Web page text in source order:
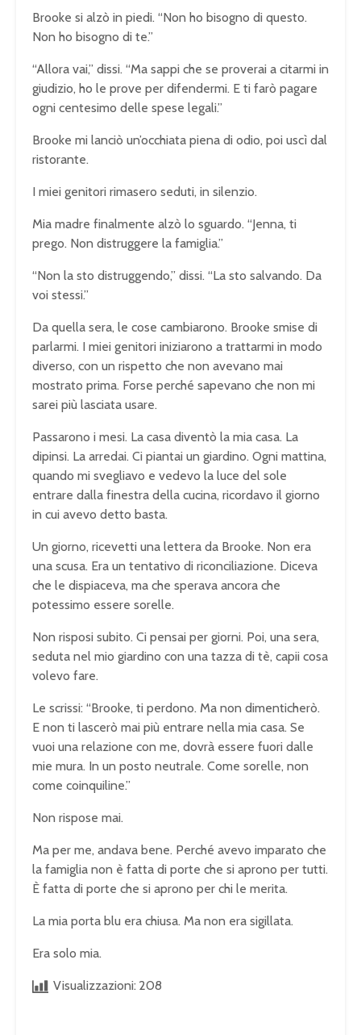
Brooke si alzò in piedi. “Non ho bisogno di questo.
Non ho bisogno di te.”
“Allora vai,” dissi. “Ma sappi che se proverai a citarmi in
giudizio, ho le prove per difendermi. E ti farò pagare
ogni centesimo delle spese legali.”
Brooke mi lanciò un’occhiata piena di odio, poi uscì dal
ristorante.
I miei genitori rimasero seduti, in silenzio.
Mia madre finalmente alzò lo sguardo. “Jenna, ti
prego. Non distruggere la famiglia.”
“Non la sto distruggendo,” dissi. “La sto salvando. Da
voi stessi.”
Da quella sera, le cose cambiarono. Brooke smise di
parlarmi. I miei genitori iniziarono a trattarmi in modo
diverso, con un rispetto che non avevano mai
mostrato prima. Forse perché sapevano che non mi
sarei più lasciata usare.
Passarono i mesi. La casa diventò la mia casa. La
dipinsi. La arredai. Ci piantai un giardino. Ogni mattina,
quando mi svegliavo e vedevo la luce del sole
entrare dalla finestra della cucina, ricordavo il giorno
in cui avevo detto basta.
Un giorno, ricevetti una lettera da Brooke. Non era
una scusa. Era un tentativo di riconciliazione. Diceva
che le dispiaceva, ma che sperava ancora che
potessimo essere sorelle.
Non risposi subito. Ci pensai per giorni. Poi, una sera,
seduta nel mio giardino con una tazza di tè, capii cosa
volevo fare.
Le scrissi: “Brooke, ti perdono. Ma non dimenticherò.
E non ti lascerò mai più entrare nella mia casa. Se
vuoi una relazione con me, dovrà essere fuori dalle
mie mura. In un posto neutrale. Come sorelle, non
come coinquiline.”
Non rispose mai.
Ma per me, andava bene. Perché avevo imparato che
la famiglia non è fatta di porte che si aprono per tutti.
È fatta di porte che si aprono per chi le merita.
La mia porta blu era chiusa. Ma non era sigillata.
Era solo mia.
Visualizzazioni: 208